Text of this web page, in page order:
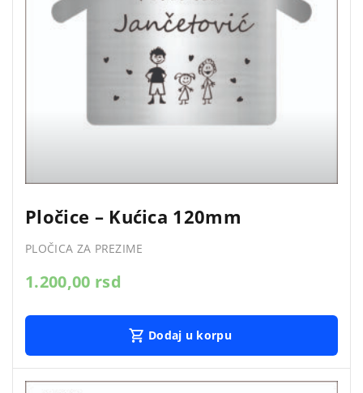
Pločice – Kućica 120mm
PLOČICA ZA PREZIME
1.200,00 rsd
Dodaj u korpu